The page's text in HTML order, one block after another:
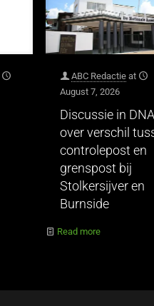
ABC Redactie at
August 7, 2026
Discussie in DNA
over verschil
controlepost en
grenspost bij
Stolkersijver en
Burnside
Read more